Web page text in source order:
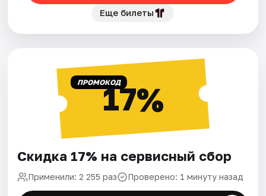
Еще билеты
ПРОМОКОД17%
Скидка 17% на сервисный сбор
Применили: 2 255 раз Проверено: 1 минуту назад